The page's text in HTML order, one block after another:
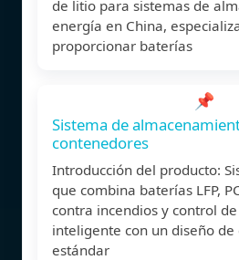
de litio para sistemas de
energía en China,
proporcionar baterías
📌
Sistema de
contenedores
Introducción del producto:
que combina baterías LFP,
contra incendios y control
inteligente con un diseño
estándar